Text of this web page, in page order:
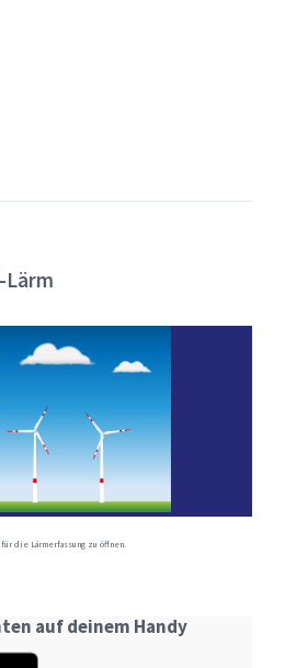
Lärm
die Lärmerfassung zu öffnen.
auf deinem Handy